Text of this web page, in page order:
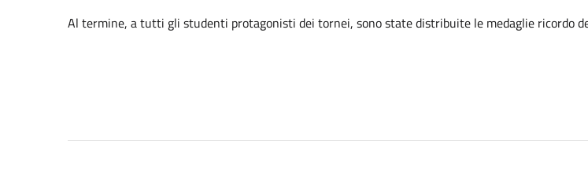
Al termine, a tutti gli studenti protagonisti dei tornei, sono state distribuite le medaglie ricordo